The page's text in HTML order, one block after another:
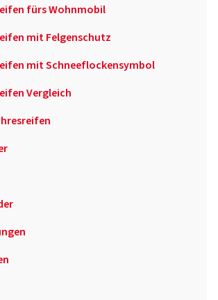
fürs Wohnmobil
mit Felgenschutz
mit Schneeflockensymbol
Vergleich